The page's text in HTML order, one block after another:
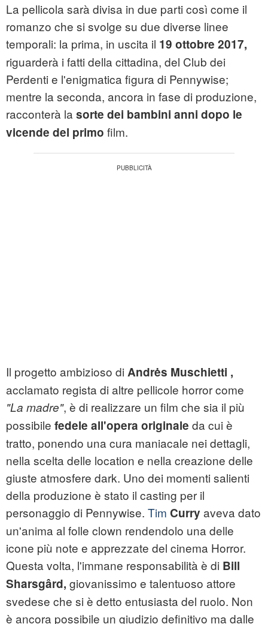
La pellicola sarà divisa in due parti così come il
romanzo che si svolge su due diverse linee
temporali: la prima, in uscita il 19 ottobre 2017,
riguarderà i fatti della cittadina, del Club dei
Perdenti e l'enigmatica figura di Pennywise;
mentre la seconda, ancora in fase di produzione,
racconterà la sorte dei bambini anni dopo le
vicende del primo film.
Il progetto ambizioso di Andrės Muschietti ,
acclamato regista di altre pellicole horror come
"La madre", è di realizzare un film che sia il più
possibile fedele all'opera originale da cui è
tratto, ponendo una cura maniacale nei dettagli,
nella scelta delle location e nella creazione delle
giuste atmosfere dark. Uno dei momenti salienti
della produzione è stato il casting per il
personaggio di Pennywise. Tim Curry aveva dato
un'anima al folle clown rendendolo una delle
icone più note e apprezzate del cinema Horror.
Questa volta, l'immane responsabilità è di Bill
Sharsgârd, giovanissimo e talentuoso attore
svedese che si è detto entusiasta del ruolo. Non
è ancora possibile un giudizio definitivo ma dalle